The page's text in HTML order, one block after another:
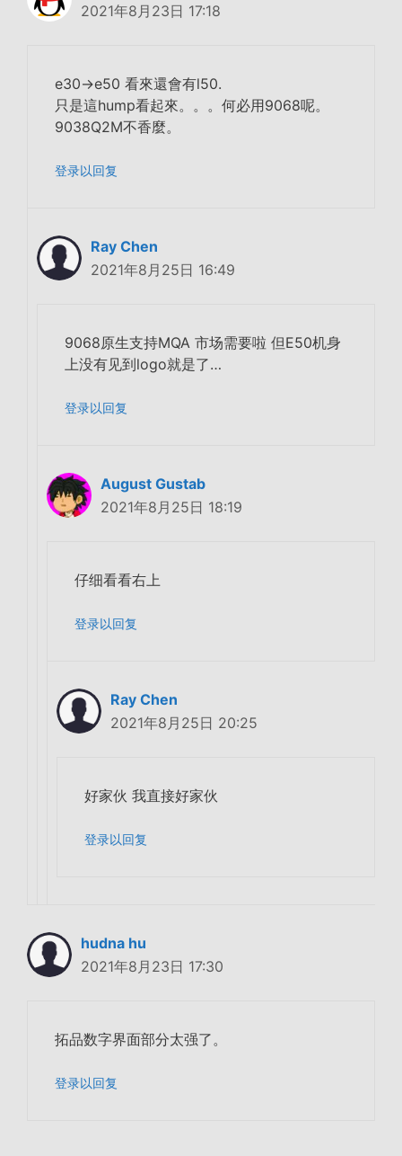
2021年8月23日 17:18
e30->e50 看來還會有l50.
只是這hump看起來。。。何必用9068呢。
9038Q2M不香麼。
登录以回复
Ray Chen
2021年8月25日 16:49
9068原生支持MQA 市场需要啦 但E50机身
上没有见到logo就是了…
登录以回复
August Gustab
2021年8月25日 18:19
仔细看看右上
登录以回复
Ray Chen
2021年8月25日 20:25
好家伙 我直接好家伙
登录以回复
hudna hu
2021年8月23日 17:30
拓品数字界面部分太强了。
登录以回复